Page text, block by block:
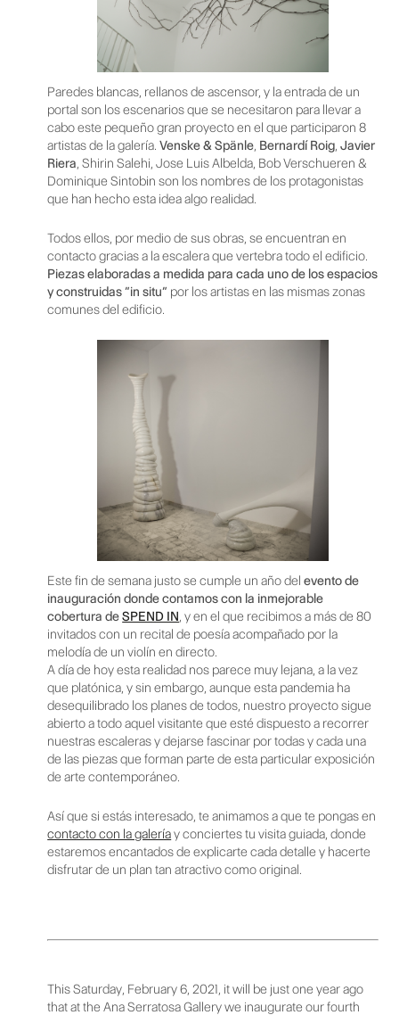
Paredes blancas, rellanos de ascensor, y la entrada de un
portal son los escenarios que se necesitaron para llevar a
cabo este pequeño gran proyecto en el que participaron 8
artistas de la galería.Venske & Spänle, Bernardí Roig,Javier
Riera, Shirin Salehi, Jose Luis Albelda, Bob Verschueren &
Dominique Sintobin son los nombres de los protagonistas
que han hecho esta idea algo realidad.
Todos ellos, por medio de sus obras, se encuentran en
contacto gracias a la escalera que vertebra todo el edificio.
Piezas elaboradas a medida para cada uno de los espacios
y construidas “in situ” por los artistas en las mismas zonas
comunes del edificio.
Este fin de semana justo se cumple un año delevento de
inauguración donde contamos con la inmejorable
cobertura deSPEND IN, y en el que recibimos a más de 80
invitados con un recital de poesía acompañado por la
melodía de un violín en directo.
A día de hoy esta realidad nos parece muy lejana, a la vez
que platónica, y sin embargo, aunque esta pandemia ha
desequilibrado los planes de todos, nuestro proyecto sigue
abierto a todo aquel visitante que esté dispuesto a recorrer
nuestras escaleras y dejarse fascinar por todas y cada una
de las piezas que forman parte de esta particular exposición
de arte contemporáneo.
Así que si estás interesado, te animamos a que te pongas en
contacto con la galeríay conciertes tu visita guiada, donde
estaremos encantados de explicarte cada detalle y hacerte
disfrutar de un plan tan atractivo como original.
This Saturday, February 6, 2021, it will be just one year ago
that at the Ana Serratosa Gallery we inaugurate our fourth